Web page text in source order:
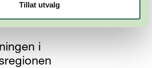
Tillat utvalg
i